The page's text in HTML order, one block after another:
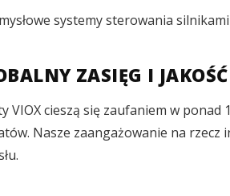
systemy sterowania silnikami
ZASIĘG I JAKOŚĆ
VIOX cieszą się zaufaniem w
Nasze zaangażowanie na